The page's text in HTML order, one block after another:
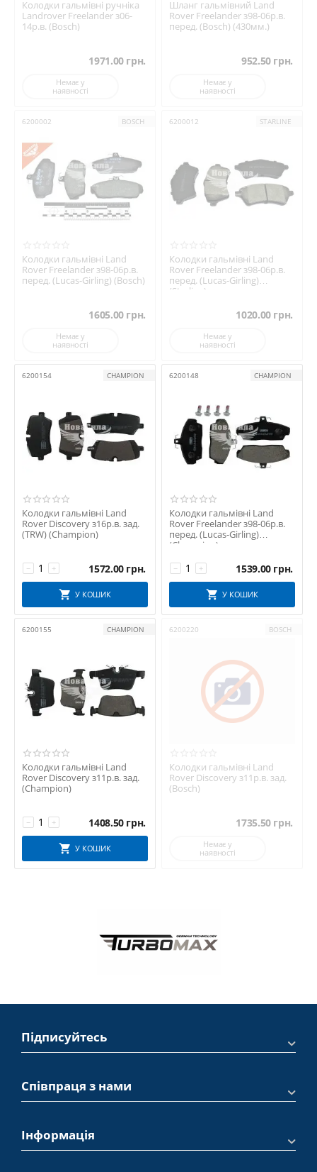
Колодки гальмівні ручніка
Landrover Freelander з06-
14р.в. (Bosch)
1971.00 грн.
Немає у
наявності
Шланг гальмівний Land
Rover Freelander з98-06р.в.
перед. (Bosch) (430мм.)
952.50 грн.
Немає у
наявності
6200002 BOSCH
Колодки гальмівні Land
Rover Freelander з98-06р.в.
перед. (Lucas-Girling) (Bosch)
1605.00 грн.
Немає у
наявності
6200012 STARLINE
Колодки гальмівні Land
Rover Freelander з98-06р.в.
перед. (Lucas-Girling)
(Starline)
1020.00 грн.
Немає у
наявності
6200154 CHAMPION
Колодки гальмівні Land
Rover Discovery з16р.в. зад.
(TRW) (Champion)
+
− 1572.00 грн.
У КОШИК
6200148 CHAMPION
Колодки гальмівні Land
Rover Freelander з98-06р.в.
перед. (Lucas-Girling)
(Champion)
+
− 1539.00 грн.
У КОШИК
6200155 CHAMPION
Колодки гальмівні Land
Rover Discovery з11р.в. зад.
(Champion)
+
− 1408.50 грн.
У КОШИК
6200220 BOSCH
Колодки гальмівні Land
Rover Discovery з11р.в. зад.
(Bosch)
1735.50 грн.
Немає у
наявності
Підписуйтесь
Співпраця з нами
Інформація